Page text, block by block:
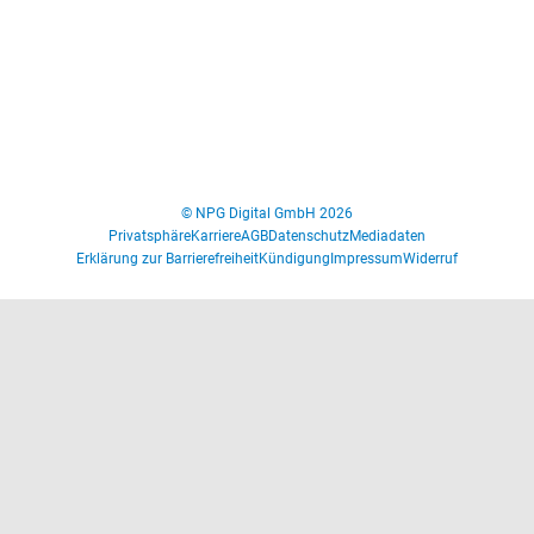
© NPG Digital GmbH 2026
PrivatsphäreKarriereAGBDatenschutzMediadaten
Erklärung zur BarrierefreiheitKündigungImpressumWiderruf